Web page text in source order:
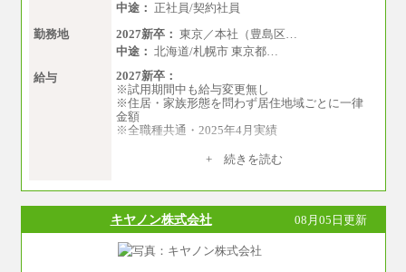
中途： 正社員/契約社員
勤務地
2027新卒： 東京／本社（豊島区…
中途： 北海道/札幌市 東京都…
給与
2027新卒：
※試用期間中も給与変更無し
※住居・家族形態を問わず居住地域ごとに一律
金額
※全職種共通・2025年4月実績
【居住地域：関東エリア（月給） 】※一律地域
高専卒：244,800円
短大・専門3年制卒：235,300円
短大・専門2年制卒：222,600円
専門1年制卒：212,900円
+ 続きを読む
キヤノン株式会社 08月05日更新